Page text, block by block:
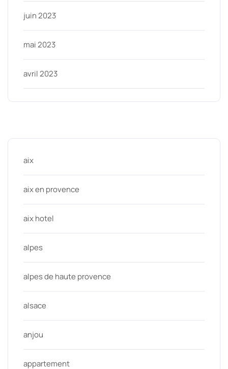
juin 2023
mai 2023
avril 2023
aix
aix en provence
aix hotel
alpes
alpes de haute provence
alsace
anjou
appartement